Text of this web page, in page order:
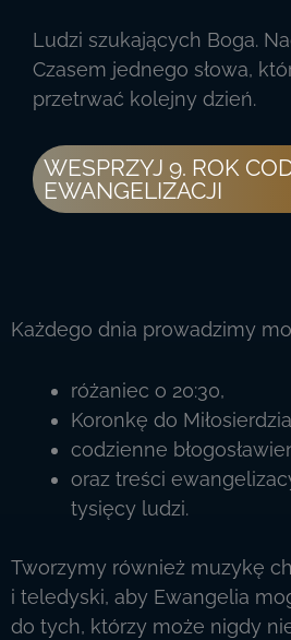
Ludzi szukających Boga.
Czasem jednego słowa,
przetrwać kolejny dzień.
WESPRZYJ 9. ROK
EWANGELIZACJI
Każdego dnia prowadzimy
różaniec o 20:30,
Koronkę do
codzienne
oraz treści
tysięcy ludzi.
Tworzymy również muzykę
i teledyski, aby Ewangelia
do tych, którzy może nigdy